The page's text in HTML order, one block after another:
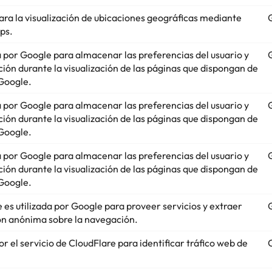
la visualización de ubicaciones geográficas mediante
por Google para almacenar las preferencias del usuario y
durante la visualización de las páginas que dispongan de
por Google para almacenar las preferencias del usuario y
durante la visualización de las páginas que dispongan de
por Google para almacenar las preferencias del usuario y
durante la visualización de las páginas que dispongan de
es utilizada por Google para proveer servicios y extraer
anónima sobre la navegación.
el servicio de CloudFlare para identificar tráfico web de